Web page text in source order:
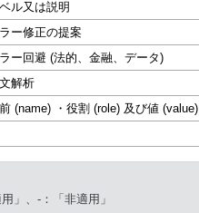
ル又は説明
ー修正の提案
ー回避 (法的、金融、データ)
解析
(name) ・役割 (role) 及び値 (value)
」、-：「非適用」